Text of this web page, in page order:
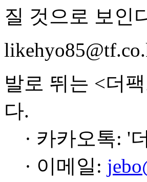
질 것으로 보인
발로 뛰는 <더
다.
· 카카오톡: '
· 이메일: